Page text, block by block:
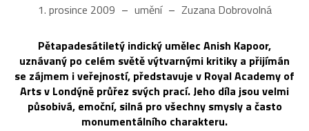
1. prosince 2009 umění Zuzana Dobrovolná
Pětapadesátiletý indický umělec Anish Kapoor,
uznávaný po celém světě výtvarnými kritiky a přijímán
se zájmem i veřejností, představuje v Royal Academy of
Arts v Londýně průřez svých prací. Jeho díla jsou velmi
působivá, emoční, silná pro všechny smysly a často
monumentálního charakteru.